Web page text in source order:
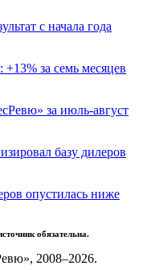
с начала года
за семь месяцев
за июль-август
базу дилеров
опустилась ниже
обязательна.
2008–2026.